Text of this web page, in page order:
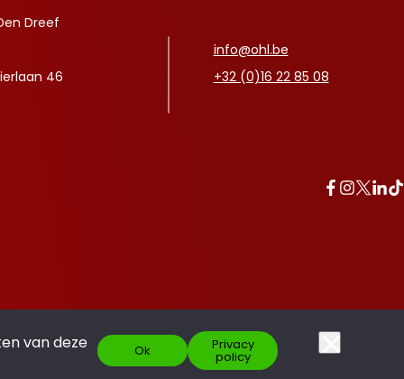
Dreef
46
info@ohl.be
+32 (0)16 22 85 08
Made with pride by
van deze Ok Privacy
policy